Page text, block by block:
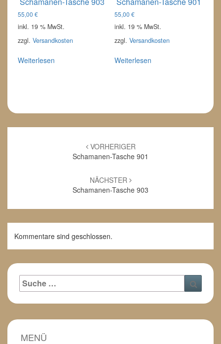
55,00 €
inkl. 19 % MwSt.
zzgl. Versandkosten
Weiterlesen
55,00 €
inkl. 19 % MwSt.
zzgl. Versandkosten
Weiterlesen
Navigation
VORHERIGER
Schamanen-Tasche 901
NÄCHSTER
Schamanen-Tasche 903
Kommentare sind geschlossen.
Suche
nach:
MENÜ